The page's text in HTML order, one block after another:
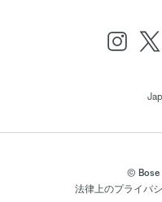
© Bose
法律上のプライバ